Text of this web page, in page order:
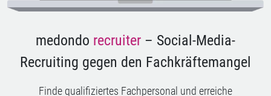
medondo recruiter – Social-Media-
Recruiting gegen den Fachkräftemangel
Finde qualifiziertes Fachpersonal und erreiche